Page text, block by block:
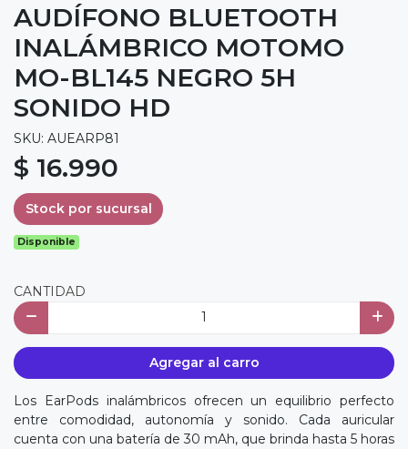
AUDÍFONO BLUETOOTH
INALÁMBRICO MOTOMO
MO-BL145 NEGRO 5H
SONIDO HD
SKU: AUEARP81
$ 16.990
Stock por sucursal
Disponible
CANTIDAD
Agregar al carro
Los EarPods inalámbricos ofrecen un equilibrio perfecto
entre comodidad, autonomía y sonido. Cada auricular
cuenta con una batería de 30 mAh, que brinda hasta 5 horas